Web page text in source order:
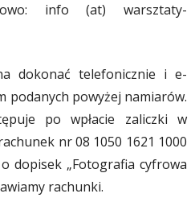
info (at) warsztaty-
dokonać telefonicznie i e-
podanych powyżej namiarów.
po wpłacie zaliczki w
nr 08 1050 1621 1000
dopisek „Fotografia cyfrowa
rachunki.